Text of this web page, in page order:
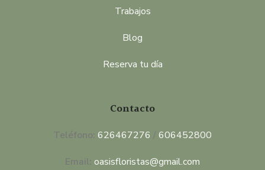
Trabajos
Blog
Reserva tu día
Contacto
Teléfono: 626467276 / 606452800
Email: oasisfloristas@gmail.com